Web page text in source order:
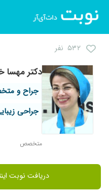
۵۳۲ نفر
دکتر
جراح و
جراحی
متخصص
دریافت نوبت